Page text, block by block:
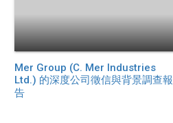
Mer Group (C. Mer Industries
Ltd.) 的深度公司徵信與背景調查報
告